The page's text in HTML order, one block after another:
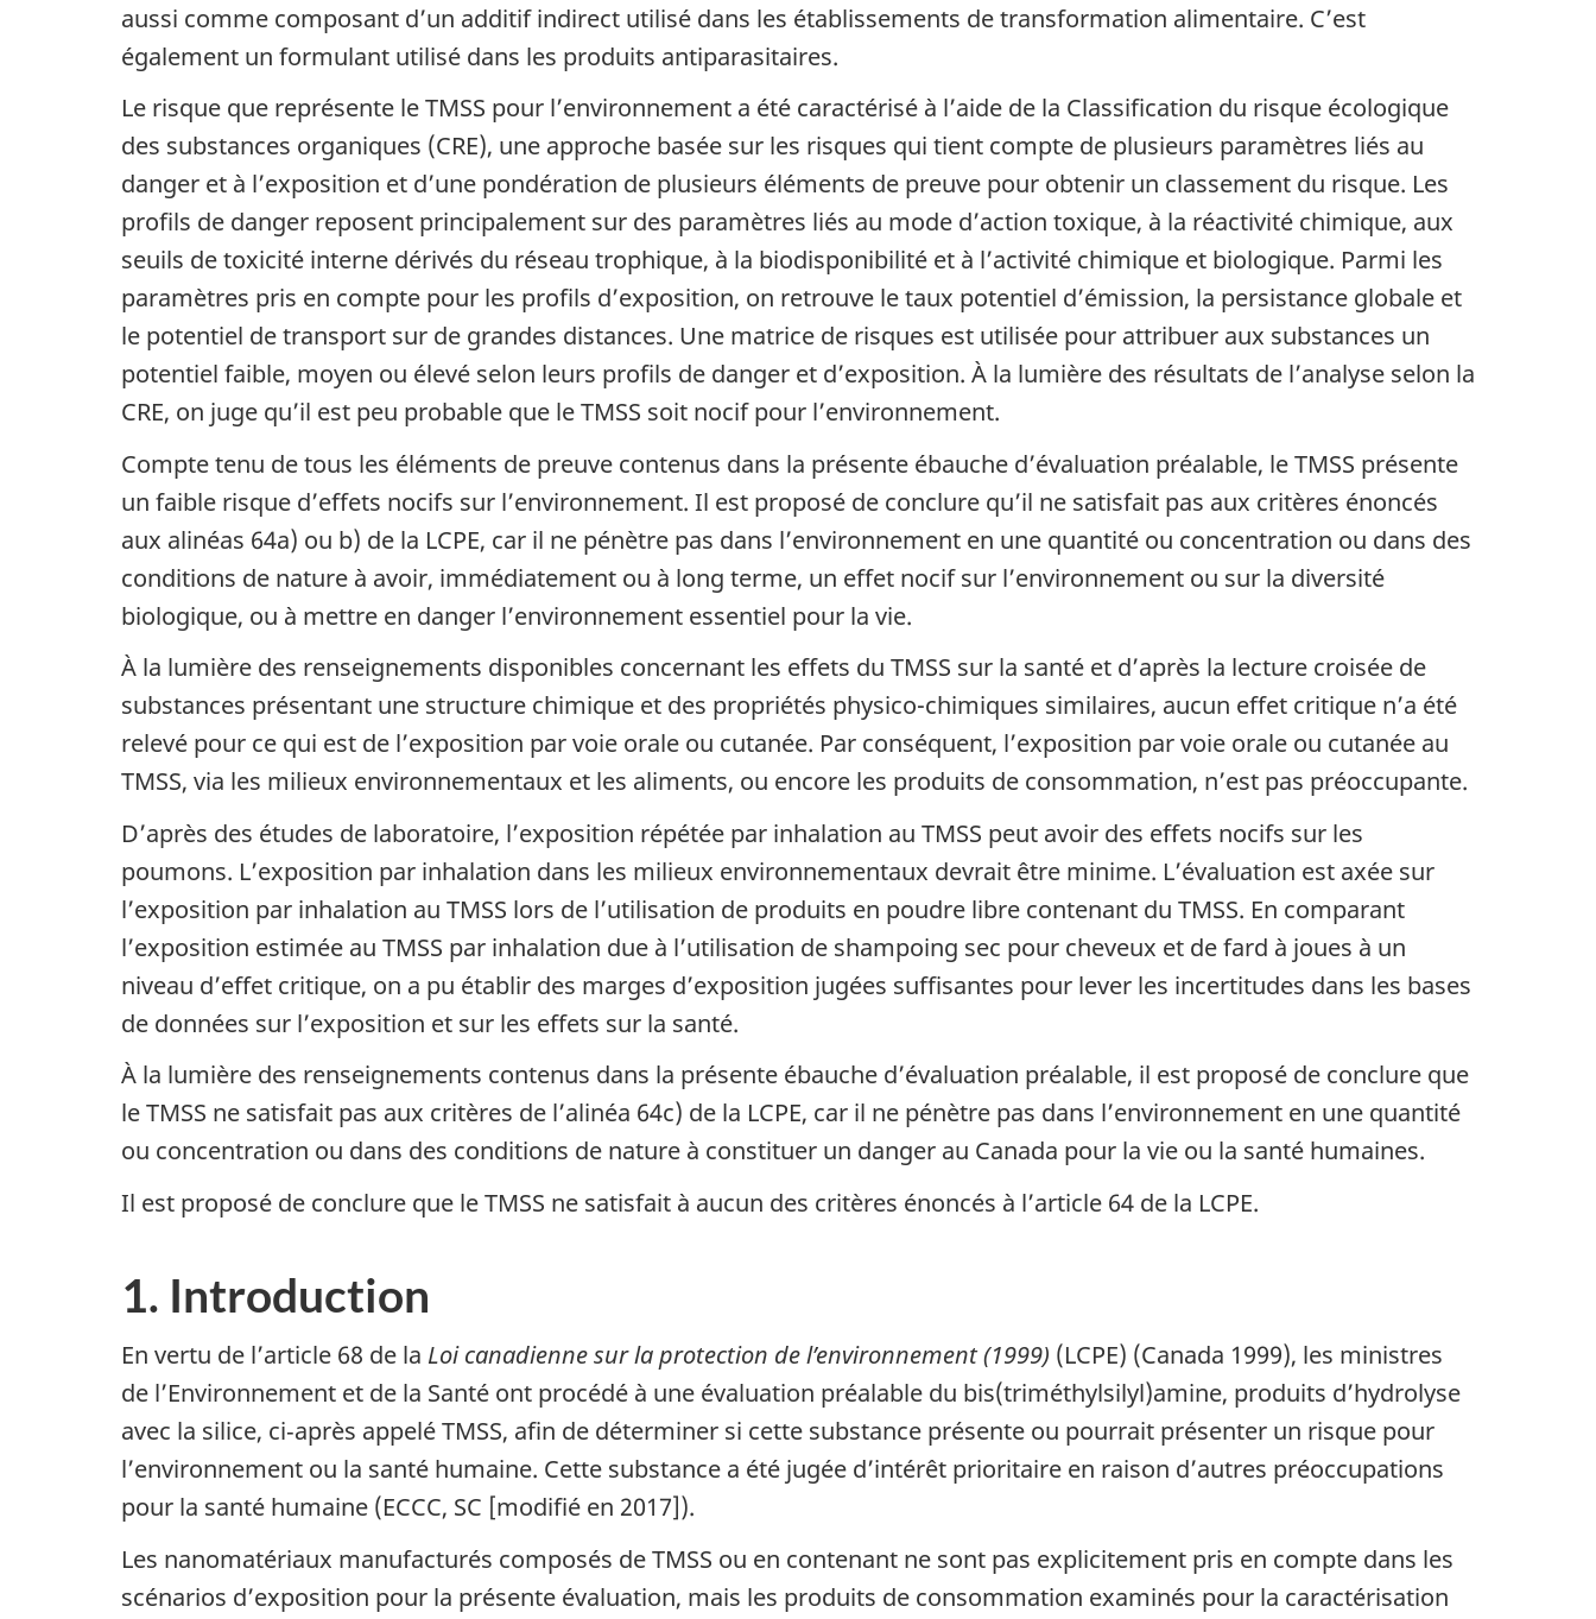
aussi comme composant d’un additif indirect utilisé dans les établissements de transformation alimentaire. C’est
également un formulant utilisé dans les produits antiparasitaires.
Le risque que représente le TMSS pour l’environnement a été caractérisé à l’aide de la Classification du risque écologique
des substances organiques (CRE), une approche basée sur les risques qui tient compte de plusieurs paramètres liés au
danger et à l’exposition et d’une pondération de plusieurs éléments de preuve pour obtenir un classement du risque. Les
profils de danger reposent principalement sur des paramètres liés au mode d’action toxique, à la réactivité chimique, aux
seuils de toxicité interne dérivés du réseau trophique, à la biodisponibilité et à l’activité chimique et biologique. Parmi les
paramètres pris en compte pour les profils d’exposition, on retrouve le taux potentiel d’émission, la persistance globale et
le potentiel de transport sur de grandes distances. Une matrice de risques est utilisée pour attribuer aux substances un
potentiel faible, moyen ou élevé selon leurs profils de danger et d’exposition. À la lumière des résultats de l’analyse selon la
CRE, on juge qu’il est peu probable que le TMSS soit nocif pour l’environnement.
Compte tenu de tous les éléments de preuve contenus dans la présente ébauche d’évaluation préalable, le TMSS présente
un faible risque d’effets nocifs sur l’environnement. Il est proposé de conclure qu’il ne satisfait pas aux critères énoncés
aux alinéas 64a) ou b) de la LCPE, car il ne pénètre pas dans l’environnement en une quantité ou concentration ou dans des
conditions de nature à avoir, immédiatement ou à long terme, un effet nocif sur l’environnement ou sur la diversité
biologique, ou à mettre en danger l’environnement essentiel pour la vie.
À la lumière des renseignements disponibles concernant les effets du TMSS sur la santé et d’après la lecture croisée de
substances présentant une structure chimique et des propriétés physico-chimiques similaires, aucun effet critique n’a été
relevé pour ce qui est de l’exposition par voie orale ou cutanée. Par conséquent, l’exposition par voie orale ou cutanée au
TMSS, via les milieux environnementaux et les aliments, ou encore les produits de consommation, n’est pas préoccupante.
D’après des études de laboratoire, l’exposition répétée par inhalation au TMSS peut avoir des effets nocifs sur les
poumons. L’exposition par inhalation dans les milieux environnementaux devrait être minime. L’évaluation est axée sur
l’exposition par inhalation au TMSS lors de l’utilisation de produits en poudre libre contenant du TMSS. En comparant
l’exposition estimée au TMSS par inhalation due à l’utilisation de shampoing sec pour cheveux et de fard à joues à un
niveau d’effet critique, on a pu établir des marges d’exposition jugées suffisantes pour lever les incertitudes dans les bases
de données sur l’exposition et sur les effets sur la santé.
À la lumière des renseignements contenus dans la présente ébauche d’évaluation préalable, il est proposé de conclure que
le TMSS ne satisfait pas aux critères de l’alinéa 64c) de la LCPE, car il ne pénètre pas dans l’environnement en une quantité
ou concentration ou dans des conditions de nature à constituer un danger au Canada pour la vie ou la santé humaines.
Il est proposé de conclure que le TMSS ne satisfait à aucun des critères énoncés à l’article 64 de la LCPE.
1. Introduction
En vertu de l’article 68 de la Loi canadienne sur la protection de l’environnement (1999) (LCPE) (Canada 1999), les ministres
de l’Environnement et de la Santé ont procédé à une évaluation préalable du bis(triméthylsilyl)amine, produits d’hydrolyse
avec la silice, ci‑après appelé TMSS, afin de déterminer si cette substance présente ou pourrait présenter un risque pour
l’environnement ou la santé humaine. Cette substance a été jugée d’intérêt prioritaire en raison d’autres préoccupations
pour la santé humaine (ECCC, SC [modifié en 2017]).
Les nanomatériaux manufacturés composés de TMSS ou en contenant ne sont pas explicitement pris en compte dans les
scénarios d’exposition pour la présente évaluation, mais les produits de consommation examinés pour la caractérisation